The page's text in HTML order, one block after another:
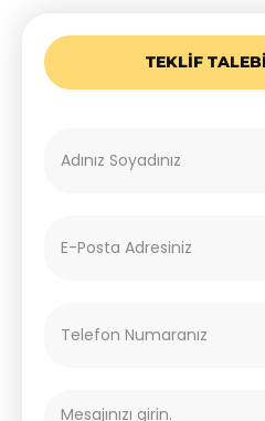
TEKLIF